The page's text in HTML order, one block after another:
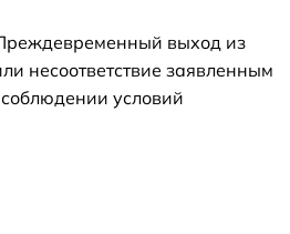
выход из
несоответствие заявленным
условий